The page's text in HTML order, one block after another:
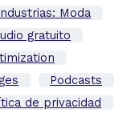
Moda
gratuito
Podcasts
de privacidad